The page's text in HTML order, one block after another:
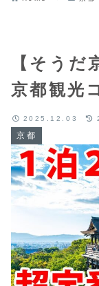
【そうだ
京都観光
京都
2025.12.03